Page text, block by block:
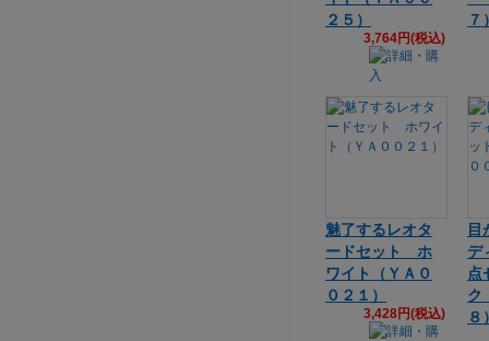
２５）
3,764円(税込)
７
魅了するレオタ
ードセット ホ
ワイト（ＹＡ０
０２１）
3,428円(税込)
目
デ
点
ク
８